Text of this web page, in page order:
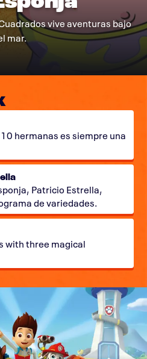
vive aventuras bajo
mar.
hermanas es siempre una
Patricio Estrella,
de variedades.
with three magical